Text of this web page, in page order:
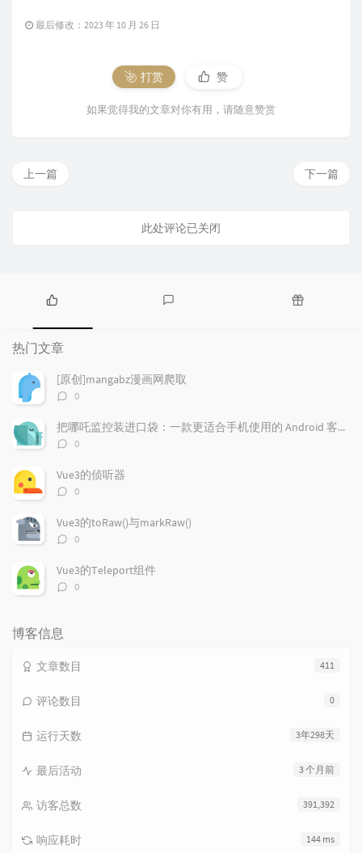
最后修改：2023 年 10 月 26 日
打赏 赞
如果觉得我的文章对你有用，请随意赞赏
下一篇
上一篇
此处评论已关闭
热
门
文
章
论
热门文章
[原创]mangabz漫画网爬取
评
数：
0
把哪吒监控装进口袋：一款更适合手机使用的 Android 客户端
评
数：
0
Vue3的侦听器
评
数：
0
Vue3的toRaw()与markRaw()
评
数：
0
Vue3的Teleport组件
评
0
博客信息
411
文章数目
0
评论数目
3年298天
运行天数
3 个月前
最后活动
391,392
访客总数
144 ms
响应耗时